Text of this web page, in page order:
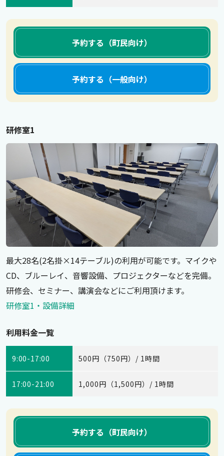
予約する（町民向け）
予約する（一般向け）
研修室1
最大28名(2名掛×14テーブル)の利用が可能です。マイクや
CD、ブルーレイ、音響設備、プロジェクターなどを完備。
研修会、セミナー、講演会などにご利用頂けます。
研修室1・設備詳細
利用料金一覧
9:00-17:00 500円（750円）/ 1時間
17:00-21:00 1,000円（1,500円）/ 1時間
予約する（町民向け）